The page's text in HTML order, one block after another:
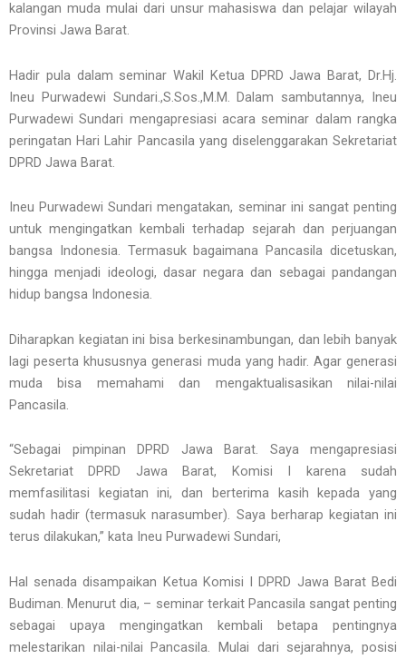
kalangan muda mulai dari unsur mahasiswa dan pelajar wilayah
Provinsi Jawa Barat.
Hadir pula dalam seminar Wakil Ketua DPRD Jawa Barat, Dr.Hj.
Ineu Purwadewi Sundari.,S.Sos.,M.M. Dalam sambutannya, Ineu
Purwadewi Sundari mengapresiasi acara seminar dalam rangka
peringatan Hari Lahir Pancasila yang diselenggarakan Sekretariat
DPRD Jawa Barat.
Ineu Purwadewi Sundari mengatakan, seminar ini sangat penting
untuk mengingatkan kembali terhadap sejarah dan perjuangan
bangsa Indonesia. Termasuk bagaimana Pancasila dicetuskan,
hingga menjadi ideologi, dasar negara dan sebagai pandangan
hidup bangsa Indonesia.
Diharapkan kegiatan ini bisa berkesinambungan, dan lebih banyak
lagi peserta khususnya generasi muda yang hadir. Agar generasi
muda bisa memahami dan mengaktualisasikan nilai-nilai
Pancasila.
“Sebagai pimpinan DPRD Jawa Barat. Saya mengapresiasi
Sekretariat DPRD Jawa Barat, Komisi I karena sudah
memfasilitasi kegiatan ini, dan berterima kasih kepada yang
sudah hadir (termasuk narasumber). Saya berharap kegiatan ini
terus dilakukan,” kata Ineu Purwadewi Sundari,
Hal senada disampaikan Ketua Komisi I DPRD Jawa Barat Bedi
Budiman. Menurut dia, – seminar terkait Pancasila sangat penting
sebagai upaya mengingatkan kembali betapa pentingnya
melestarikan nilai-nilai Pancasila. Mulai dari sejarahnya, posisi